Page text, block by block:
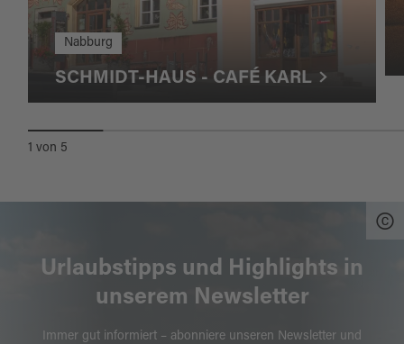
Nabburg
SCHMIDT-HAUS - CAFÉ KARL
1 von 5
Urlaubstipps und Highlights in
unserem Newsletter
Immer gut informiert – abonniere unseren Newsletter und